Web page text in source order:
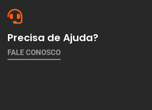
Precisa de Ajuda?
FALE CONOSCO